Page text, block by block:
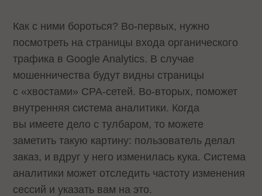
Как с ними бороться? Во-первых, нужно
посмотреть на страницы входа органического
трафика в Google Analytics. В случае
мошенничества будут видны страницы
с «хвостами» CPA-сетей. Во-вторых, поможет
внутренняя система аналитики. Когда
вы имеете дело с тулбаром, то можете
заметить такую картину: пользователь делал
заказ, и вдруг у него изменилась кука. Система
аналитики может отследить частоту изменения
сессий и указать вам на это.